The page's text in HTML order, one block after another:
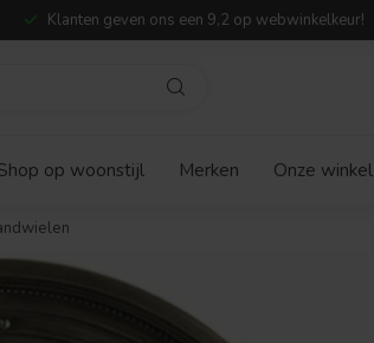
Klanten geven ons een 9,2 op webwinkelkeur!
op woonstijl Merken Onze winkel